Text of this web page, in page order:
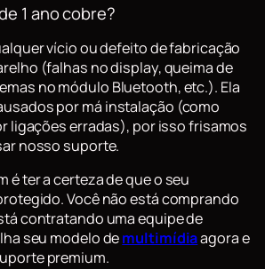
1 ano cobre?
vício ou defeito de fabricação
(falhas no display, queima de
no módulo Bluetooth, etc.). Ela
por má instalação (como
ligações erradas), por isso frisamos
nosso suporte.
é ter a certeza de que o seu
Você não está comprando
contratando uma equipe de
seu modelo demultimídiaagora e
premium.